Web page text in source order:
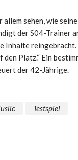
sehen, wie
der S04-Trainer
Inhalte
den Platz.“ Ein
der 42-Jährige.
Testspiel